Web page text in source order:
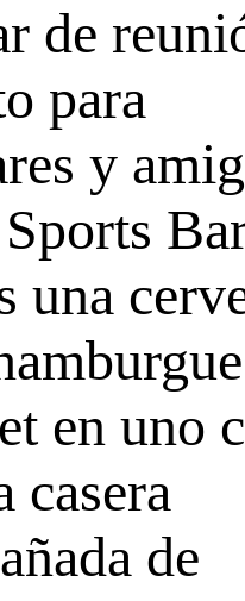
de
para
y
una
en uno
casera
de